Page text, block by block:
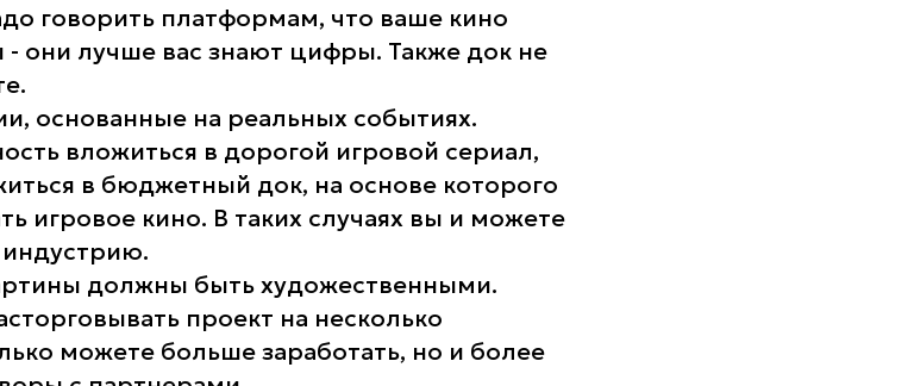
говорить платформам, что ваше кино
они лучше вас знают цифры. Также док не
основанные на реальных событиях.
вложиться в дорогой игровой сериал,
в бюджетный док, на основе которого
игровое кино. В таких случаях вы и можете
индустрию.
должны быть художественными.
проект на несколько
можете больше заработать, но и более